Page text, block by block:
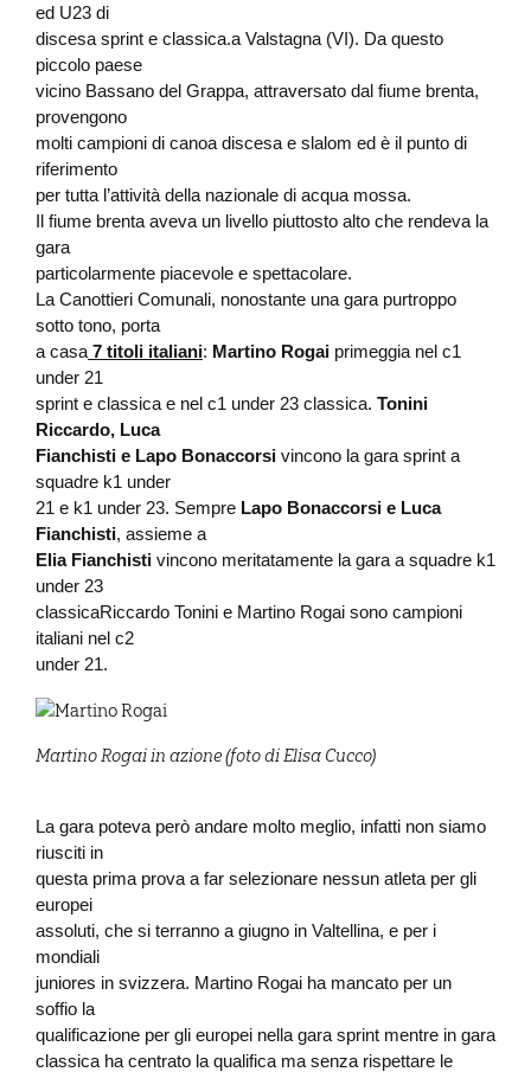
ed U23 di
discesa sprint e classica.a Valstagna (VI). Da questo
piccolo paese
vicino Bassano del Grappa, attraversato dal fiume brenta,
provengono
molti campioni di canoa discesa e slalom ed è il punto di
riferimento
per tutta l’attività della nazionale di acqua mossa.
Il fiume brenta aveva un livello piuttosto alto che rendeva la
gara
particolarmente piacevole e spettacolare.
La Canottieri Comunali, nonostante una gara purtroppo
sotto tono, porta
a casa 7 titoli italiani: Martino Rogai primeggia nel c1
under 21
sprint e classica e nel c1 under 23 classica. Tonini
Riccardo, Luca
Fianchisti e Lapo Bonaccorsi vincono la gara sprint a
squadre k1 under
21 e k1 under 23. Sempre Lapo Bonaccorsi e Luca
Fianchisti, assieme a
Elia Fianchisti vincono meritatamente la gara a squadre k1
under 23
classicaRiccardo Tonini e Martino Rogai sono campioni
italiani nel c2
under 21.
Martino Rogai in azione (foto di Elisa Cucco)
La gara poteva però andare molto meglio, infatti non siamo
riusciti in
questa prima prova a far selezionare nessun atleta per gli
europei
assoluti, che si terranno a giugno in Valtellina, e per i
mondiali
juniores in svizzera. Martino Rogai ha mancato per un
soffio la
qualificazione per gli europei nella gara sprint mentre in gara
classica ha centrato la qualifica ma senza rispettare le